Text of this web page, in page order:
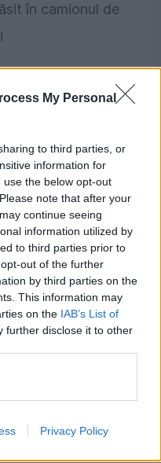
My Personal
to third parties, or
information for
the below opt-out
note that after your
continue seeing
information utilized by
to third parties prior to
out of the further
by third parties on the
This information may
on the IAB’s List of
further disclose it to other
Privacy Policy
în camionul de
Călin Georgescu:
românilor
prețurilor